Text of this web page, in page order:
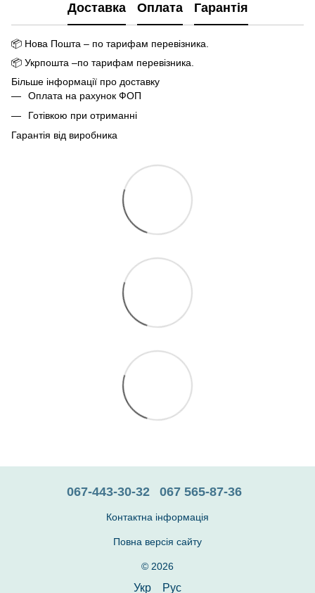
Доставка Оплата Гарантія
📦 Нова Пошта – по тарифам перевізника.
📦 Укрпошта –по тарифам перевізника.
Більше інформації про доставку
Оплата на рахунок ФОП
Готівкою при отриманні
Гарантія від виробника
067-443-30-32 067 565-87-36
Контактна інформація
Повна версія сайту
© 2026
Укр Рус